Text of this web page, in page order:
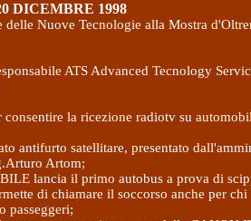
DICEMBRE 1998
delle Nuove Tecnologie alla Mostra
ATS Advanced Tecnology
consentire la ricezione radiotv su
antifurto satellitare, presentato
Artom;
lancia il primo autobus a prova di
di chiamare il soccorso anche per chi
passeggeri;